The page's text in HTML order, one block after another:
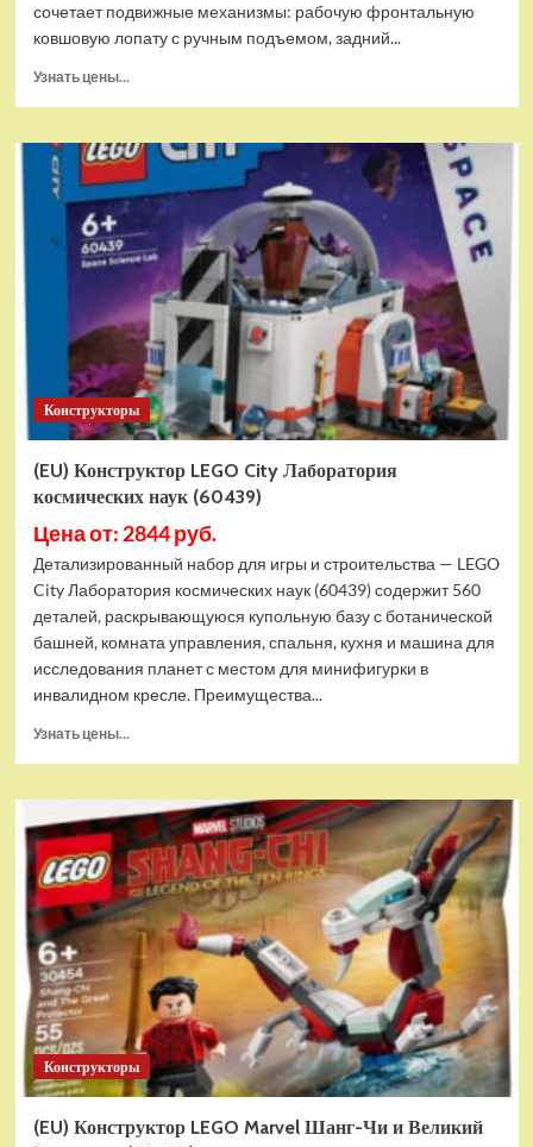
сочетает подвижные механизмы: рабочую фронтальную
ковшовую лопату с ручным подъемом, задний...
Узнать цены...
(EU)
Конструктор
LEGO
Technic
Экскаватор-
погрузчик
(42197)
Конструкторы
(EU) Конструктор LEGO City Лаборатория
космических наук (60439)
Цена от: 2844 руб.
Детализированный набор для игры и строительства — LEGO
City Лаборатория космических наук (60439) содержит 560
деталей, раскрывающуюся купольную базу с ботанической
башней, комната управления, спальня, кухня и машина для
исследования планет с местом для минифигурки в
инвалидном кресле. Преимущества...
Узнать цены...
(EU)
Конструктор
LEGO
City
Лаборатория
космических
наук
(60439)
Конструкторы
(EU) Конструктор LEGO Marvel Шанг-Чи и Великий